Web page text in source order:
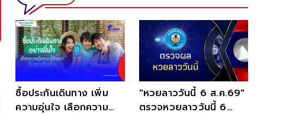
ซื้อประกันเดินทาง เพิ่ม
ความอุ่นใจ เลือกความ
"หวยลาววันนี้ 6 ส.ค.69"
ตรวจหวยลาววันนี้ 6